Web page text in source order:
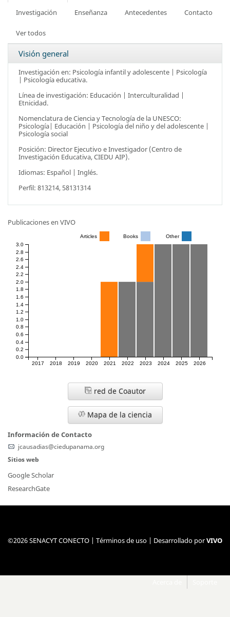
Investigación Enseñanza Antecedentes Contacto
Ver todos
Visión general
Investigación en: Psicología infantil y adolescente | Psicología
| Psicología educativa.
Línea de investigación: Educación | Interculturalidad |
Etnicidad.
Nomenclatura de Ciencia y Tecnología de la UNESCO:
Psicología| Educación | Psicología del niño y del adolescente |
Psicología social
Posición: Director Ejecutivo e Investigador (Centro de
Investigación Educativa, CIEDU AIP).
Idiomas: Español | Inglés.
Perfil: 813214, 58131314
Publicaciones en VIVO
2017 2018 2019 2020 2021 2022 2023 2024 2025 2026
0.0
0.2
0.4
0.6
0.8
1.0
1.2
1.4
1.6
1.8
2.0
2.2
2.4
2.6
2.8
3.0
Articles Books Other
red de Coautor
Mapa de la ciencia
Información de Contacto
jcausadias@ciedupanama.org
Sitios web
Google Scholar
ResearchGate
©2026 SENACYT CONECTO | Términos de uso | Desarrollado porVIVO